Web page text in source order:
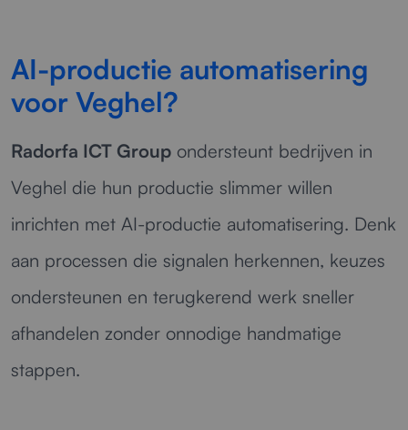
AI-productie automatisering
voor Veghel?
Radorfa ICT Group ondersteunt bedrijven in
Veghel die hun productie slimmer willen
inrichten met AI-productie automatisering. Denk
aan processen die signalen herkennen, keuzes
ondersteunen en terugkerend werk sneller
afhandelen zonder onnodige handmatige
stappen.